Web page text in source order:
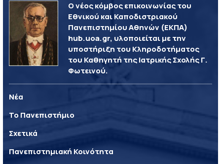
Ο νέος κόμβος επικοινωνίας του
Εθνικού και Καποδιστριακού
Πανεπιστημίου Αθηνών (ΕΚΠΑ)
hub.uoa.gr, υλοποιείται με την
υποστήριξη του Κληροδοτήματος
του Καθηγητή της Ιατρικής Σχολής Γ.
Φωτεινού.
Νέα
Το Πανεπιστήμιο
Σχετικά
Πανεπιστημιακή Κοινότητα